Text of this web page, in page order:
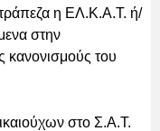
η ΕΛ.Κ.Α.Τ. ή/
στην
κανονισμούς του
στο Σ.Α.Τ.